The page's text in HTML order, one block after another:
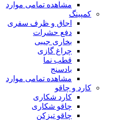
مشاهده تمامی موارد
کمپینگ
اجاق و ظرف سفری
دفع حشرات
بخاری جیبی
چراغ گازی
قطب نما
بادسنج
مشاهده تمامی موارد
کارد و چاقو
کارد شکاری
چاقو شکاری
چاقو تیزکن